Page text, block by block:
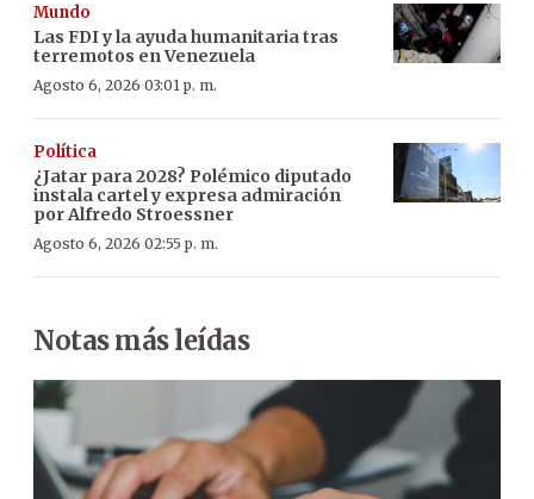
Mundo
Las FDI y la ayuda humanitaria tras
terremotos en Venezuela
Agosto 6, 2026 03:01 p. m.
Política
¿Jatar para 2028? Polémico diputado
instala cartel y expresa admiración
por Alfredo Stroessner
Agosto 6, 2026 02:55 p. m.
Notas más leídas